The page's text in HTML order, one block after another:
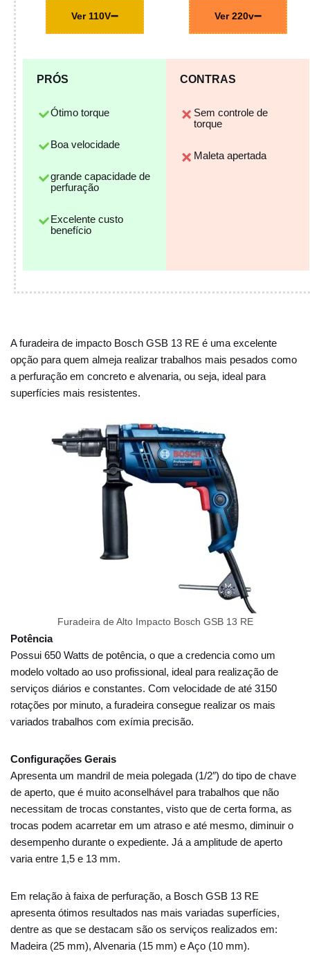
Ver 110V Ver 220v
PRÓS
Ótimo torque
Boa velocidade
grande capacidade de
perfuração
Excelente custo
benefício
CONTRAS
Sem controle de
torque
Maleta apertada
A furadeira de impacto Bosch GSB 13 RE é uma excelente
opção para quem almeja realizar trabalhos mais pesados como
a perfuração em concreto e alvenaria, ou seja, ideal para
superfícies mais resistentes.
Furadeira de Alto Impacto Bosch GSB 13 RE
Potência
Possui 650 Watts de potência, o que a credencia como um
modelo voltado ao uso profissional, ideal para realização de
serviços diários e constantes. Com velocidade de até 3150
rotações por minuto, a furadeira consegue realizar os mais
variados trabalhos com exímia precisão.
Configurações Gerais
Apresenta um mandril de meia polegada (1/2″) do tipo de chave
de aperto, que é muito aconselhável para trabalhos que não
necessitam de trocas constantes, visto que de certa forma, as
trocas podem acarretar em um atraso e até mesmo, diminuir o
desempenho durante o expediente. Já a amplitude de aperto
varia entre 1,5 e 13 mm.
Em relação à faixa de perfuração, a Bosch GSB 13 RE
apresenta ótimos resultados nas mais variadas superfícies,
dentre as que se destacam são os serviços realizados em:
Madeira (25 mm), Alvenaria (15 mm) e Aço (10 mm).